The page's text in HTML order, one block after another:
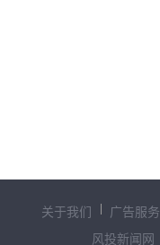
关于我们 广告服务
风投新闻网